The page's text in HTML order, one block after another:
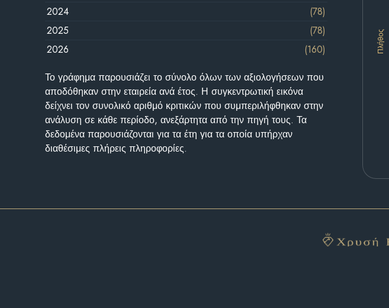
Πλήθος
2024
(78)
2025
(78)
2026
(160)
Το γράφημα παρουσιάζει το σύνολο όλων των αξιολογήσεων που
αποδόθηκαν στην εταιρεία ανά έτος. Η συγκεντρωτική εικόνα
δείχνει τον συνολικό αριθμό κριτικών που συμπεριλήφθηκαν στην
ανάλυση σε κάθε περίοδο, ανεξάρτητα από την πηγή τους. Τα
δεδομένα παρουσιάζονται για τα έτη για τα οποία υπήρχαν
διαθέσιμες πλήρεις πληροφορίες.